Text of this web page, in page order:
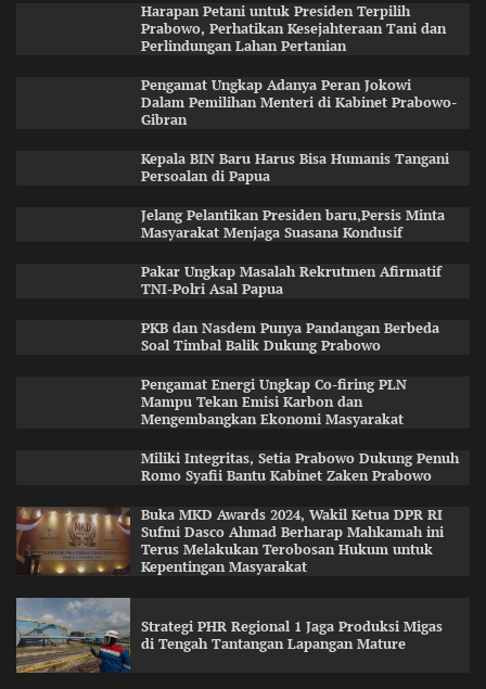
Harapan Petani untuk Presiden Terpilih
Prabowo, Perhatikan Kesejahteraan Tani dan
Perlindungan Lahan Pertanian
Pengamat Ungkap Adanya Peran Jokowi
Dalam Pemilihan Menteri di Kabinet Prabowo-
Gibran
Kepala BIN Baru Harus Bisa Humanis Tangani
Persoalan di Papua
Jelang Pelantikan Presiden baru,Persis Minta
Masyarakat Menjaga Suasana Kondusif
Pakar Ungkap Masalah Rekrutmen Afirmatif
TNI-Polri Asal Papua
PKB dan Nasdem Punya Pandangan Berbeda
Soal Timbal Balik Dukung Prabowo
Pengamat Energi Ungkap Co-firing PLN
Mampu Tekan Emisi Karbon dan
Mengembangkan Ekonomi Masyarakat
Miliki Integritas, Setia Prabowo Dukung Penuh
Romo Syafii Bantu Kabinet Zaken Prabowo
Buka MKD Awards 2024, Wakil Ketua DPR RI
Sufmi Dasco Ahmad Berharap Mahkamah ini
Terus Melakukan Terobosan Hukum untuk
Kepentingan Masyarakat
Strategi PHR Regional 1 Jaga Produksi Migas
di Tengah Tantangan Lapangan Mature